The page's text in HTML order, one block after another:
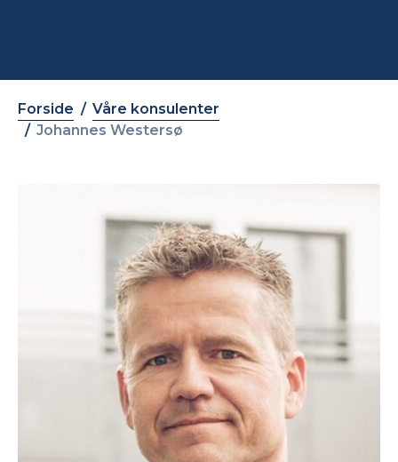
Forside
Våre konsulenter
Johannes Westersø